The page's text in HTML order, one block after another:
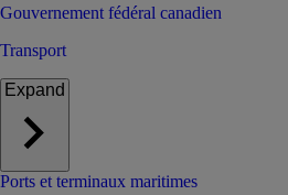
Gouvernement fédéral canadien
Transport
Expand
Ports et terminaux maritimes